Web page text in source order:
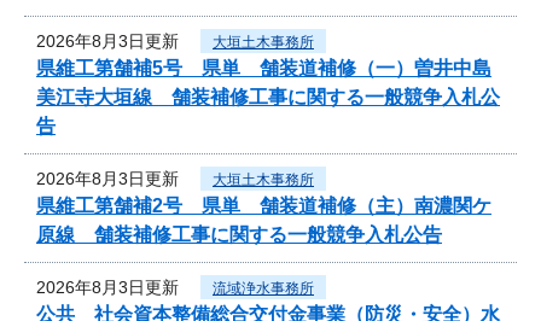
2026年8月3日更新 大垣土木事務所
県維工第舗補5号 県単 舗装道補修（一）曽井中島
美江寺大垣線 舗装補修工事に関する一般競争入札公
告
2026年8月3日更新 大垣土木事務所
県維工第舗補2号 県単 舗装道補修（主）南濃関ケ
原線 舗装補修工事に関する一般競争入札公告
2026年8月3日更新 流域浄水事務所
公共 社会資本整備総合交付金事業（防災・安全）水